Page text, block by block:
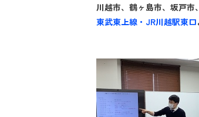
川越市、鶴ヶ島市、坂戸市
東武東上線・JR川越駅東口